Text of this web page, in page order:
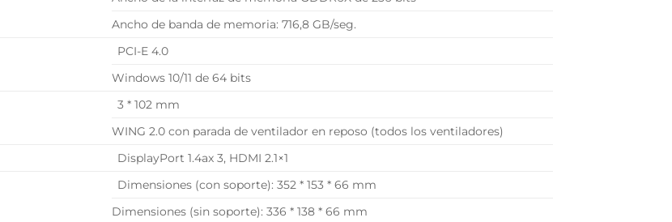
Ancho de banda de memoria: 716,8 GB/seg.
PCI-E 4.0
Windows 10/11 de 64 bits
3 * 102 mm
WING 2.0 con parada de ventilador en reposo (todos los ventiladores)
DisplayPort 1.4ax 3, HDMI 2.1×1
Dimensiones (con soporte): 352 * 153 * 66 mm
Dimensiones (sin soporte): 336 * 138 * 66 mm